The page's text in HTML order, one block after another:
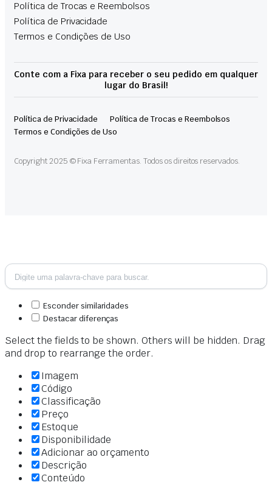
Política de Trocas e Reembolsos
Política de Privacidade
Termos e Condições de Uso
Conte com a Fixa para receber o seu pedido em qualquer
lugar do Brasil!
Política de Privacidade
Política de Trocas e Reembolsos
Termos e Condições de Uso
Copyright 2025 © Fixa Ferramentas. Todos os direitos reservados.
Esconder similaridades
Destacar diferenças
Select the fields to be shown. Others will be hidden. Drag
and drop to rearrange the order.
Imagem
Código
Classificação
Preço
Estoque
Disponibilidade
Adicionar ao orçamento
Descrição
Conteúdo